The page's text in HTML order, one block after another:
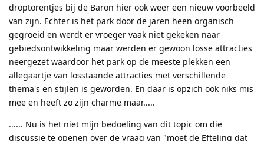
droptorentjes bij de Baron hier ook weer een nieuw voorbeeld
van zijn. Echter is het park door de jaren heen organisch
gegroeid en werdt er vroeger vaak niet gekeken naar
gebiedsontwikkeling maar werden er gewoon losse attracties
neergezet waardoor het park op de meeste plekken een
allegaartje van losstaande attracties met verschillende
thema's en stijlen is geworden. En daar is opzich ook niks mis
mee en heeft zo zijn charme maar.....
...... Nu is het niet mijn bedoeling van dit topic om die
discussie te openen over de vraag van "moet de Efteling dat